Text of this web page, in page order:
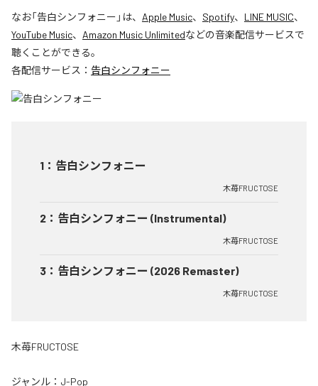
なお「告白シンフォニー 」は、 Apple Music、 Spotify、 LINE MUSIC、
YouTube Music、 Amazon Music Unlimitedなどの音楽配信サービスで
聴くことができる。
各配信サービス： 告白シンフォニー
1 ： 告白シンフォニー
木苺FRUCTOSE
2 ： 告白シンフォニー (Instrumental)
木苺FRUCTOSE
3 ： 告白シンフォニー (2026 Remaster)
木苺FRUCTOSE
木苺FRUCTOSE
ジャンル： J-Pop